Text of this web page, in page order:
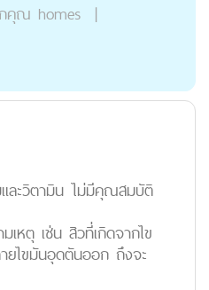
คุณ homes |
และวิตามิน ไม่มีคุณสมบัติ
หตุ เช่น สิวที่เกิดจากไข
ยไขมันอุดตันออก ถึงจะ